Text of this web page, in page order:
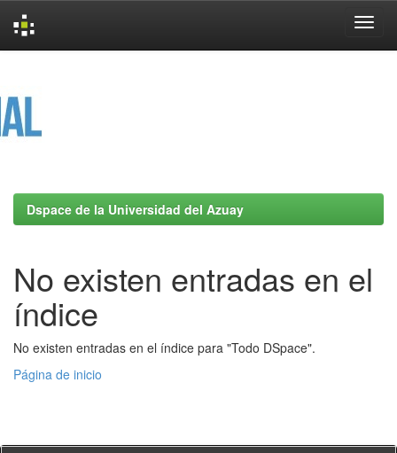
Dspace de la Universidad del Azuay
No existen entradas en el
índice
No existen entradas en el índice para "Todo DSpace".
Página de inicio